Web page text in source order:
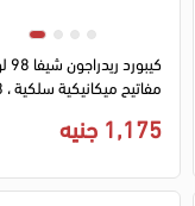
مسند معصم قابل للفصل،
K515RGB
1,175 جنيه